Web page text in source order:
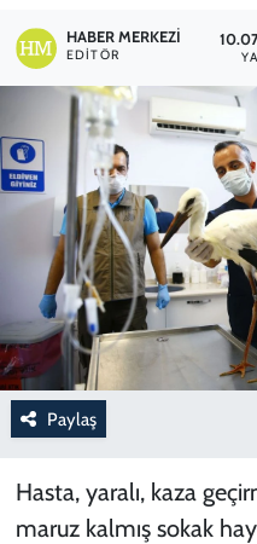
HABER MERKEZI
EDITÖR
Paylaş
Hasta, yaralı, kaza
maruz kalmış sokak